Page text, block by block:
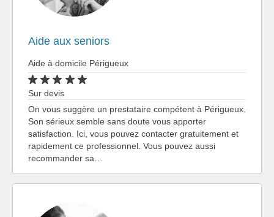
Aide aux seniors
Aide à domicile Périgueux
Sur devis
On vous suggère un prestataire compétent à Périgueux.
Son sérieux semble sans doute vous apporter
satisfaction. Ici, vous pouvez contacter gratuitement et
rapidement ce professionnel. Vous pouvez aussi
recommander sa…